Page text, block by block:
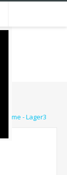
- Lager3